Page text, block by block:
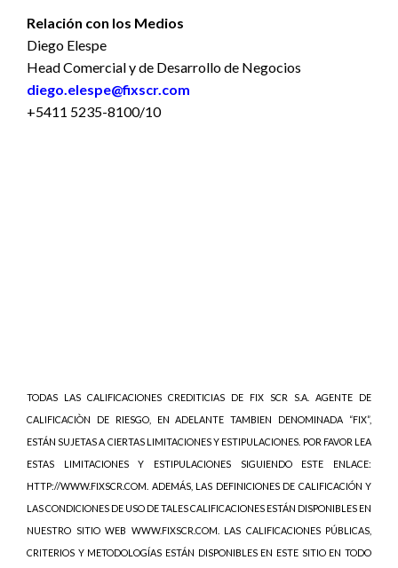
Relación con los Medios
Diego Elespe
Head Comercial y de Desarrollo de Negocios
diego.elespe@fixscr.com
+5411 5235-8100/10
TODAS LAS CALIFICACIONES CREDITICIAS DE FIX SCR S.A. AGENTE DE
CALIFICACIÒN DE RIESGO, EN ADELANTE TAMBIEN DENOMINADA “FIX”,
ESTÁN SUJETAS A CIERTAS LIMITACIONES Y ESTIPULACIONES. POR FAVOR LEA
ESTAS LIMITACIONES Y ESTIPULACIONES SIGUIENDO ESTE ENLACE:
HTTP://WWW.FIXSCR.COM. ADEMÁS, LAS DEFINICIONES DE CALIFICACIÓN Y
LAS CONDICIONES DE USO DE TALES CALIFICACIONES ESTÁN DISPONIBLES EN
NUESTRO SITIO WEB WWW.FIXSCR.COM. LAS CALIFICACIONES PÚBLICAS,
CRITERIOS Y METODOLOGÍAS ESTÁN DISPONIBLES EN ESTE SITIO EN TODO